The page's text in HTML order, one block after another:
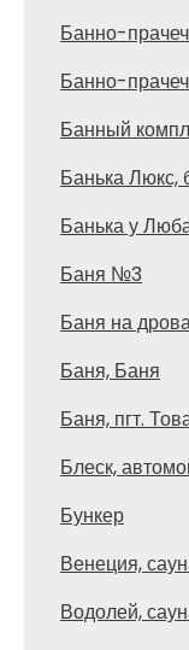
Банно-
Банно-
Банный
Банька Люкс,
Банька у
Баня №3
Баня на
Баня, Баня
Баня, пгт.
Блеск,
Бункер
Венеция,
Водолей,